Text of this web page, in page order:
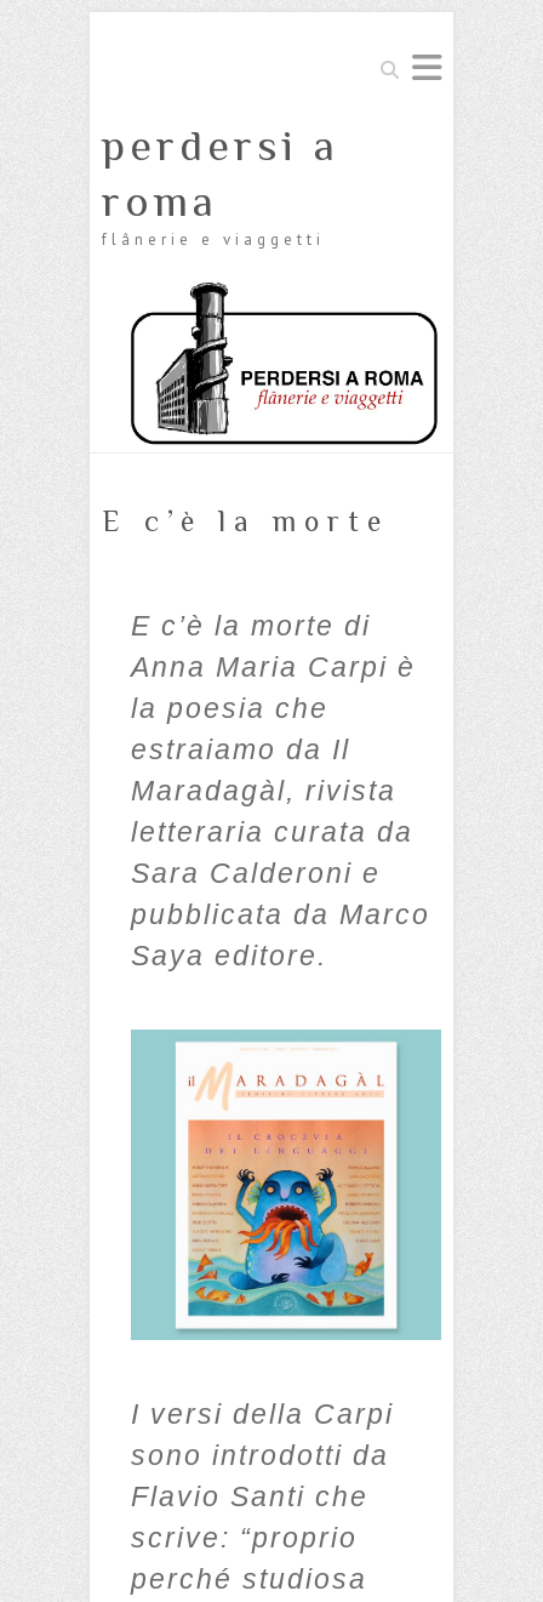
Cerca
perdersi a
roma
flânerie e viaggetti
E c’è la morte
E c’è la morte di
Anna Maria Carpi è
la poesia che
estraiamo da Il
Maradagàl, rivista
letteraria curata da
Sara Calderoni e
pubblicata da Marco
Saya editore.
I versi della Carpi
sono introdotti da
Flavio Santi che
scrive: “proprio
perché studiosa